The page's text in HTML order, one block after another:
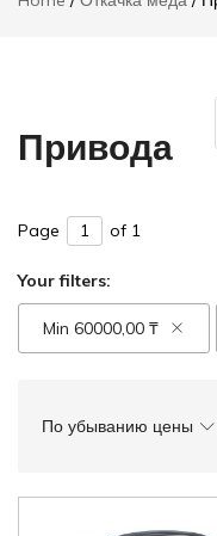
Привода
Page of 1
Your filters:
Min 60000,00 ₸
По убыванию цены